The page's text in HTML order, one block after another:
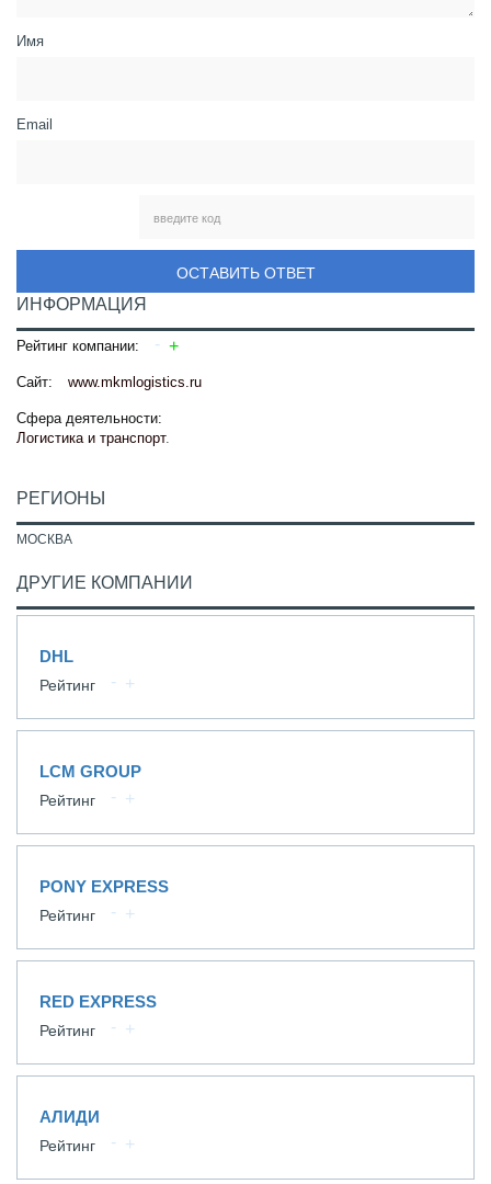
Имя
Email
ОСТАВИТЬ ОТВЕТ
ИНФОРМАЦИЯ
Рейтинг компании:
Сайт: www.mkmlogistics.ru
Сфера деятельности:
Логистика и транспорт.
РЕГИОНЫ
МОСКВА
ДРУГИЕ КОМПАНИИ
DHL
Рейтинг
LCM GROUP
Рейтинг
PONY EXPRESS
Рейтинг
RED EXPRESS
Рейтинг
АЛИДИ
Рейтинг